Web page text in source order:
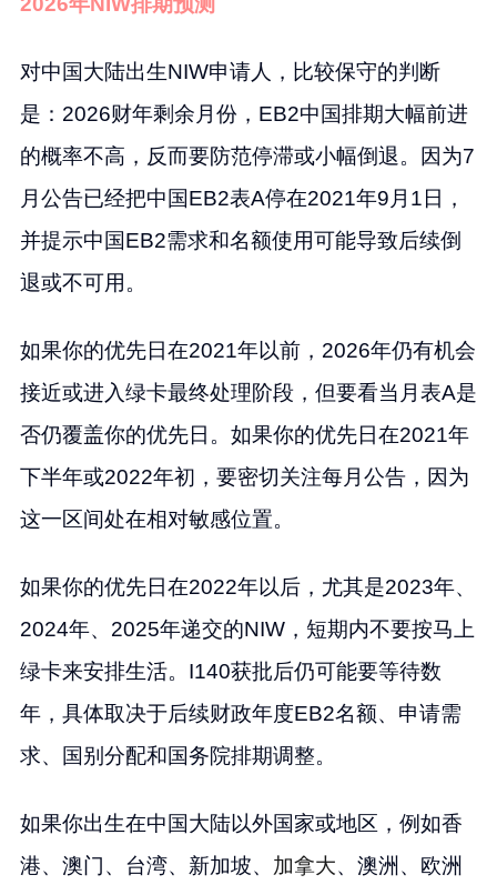
对中国大陆出生NIW申请人，比较保守的判断
是：2026财年剩余月份，EB2中国排期大幅前进
的概率不高，反而要防范停滞或小幅倒退。因为7
月公告已经把中国EB2表A停在2021年9月1日，
并提示中国EB2需求和名额使用可能导致后续倒
退或不可用。
如果你的优先日在2021年以前，2026年仍有机会
接近或进入绿卡最终处理阶段，但要看当月表A是
否仍覆盖你的优先日。如果你的优先日在2021年
下半年或2022年初，要密切关注每月公告，因为
这一区间处在相对敏感位置。
如果你的优先日在2022年以后，尤其是2023年、
2024年、2025年递交的NIW，短期内不要按马上
绿卡来安排生活。I140获批后仍可能要等待数
年，具体取决于后续财政年度EB2名额、申请需
求、国别分配和国务院排期调整。
如果你出生在中国大陆以外国家或地区，例如香
港、澳门、台湾、新加坡、 加拿大、澳洲、欧洲